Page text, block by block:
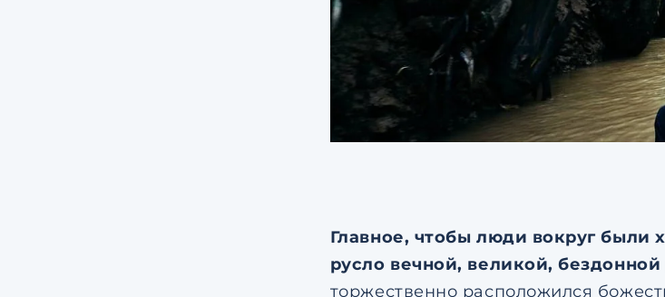
Главное, чтобы люди вокруг были
русло вечной, великой,
торжественно расположился